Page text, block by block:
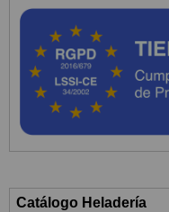
Catálogo Heladería